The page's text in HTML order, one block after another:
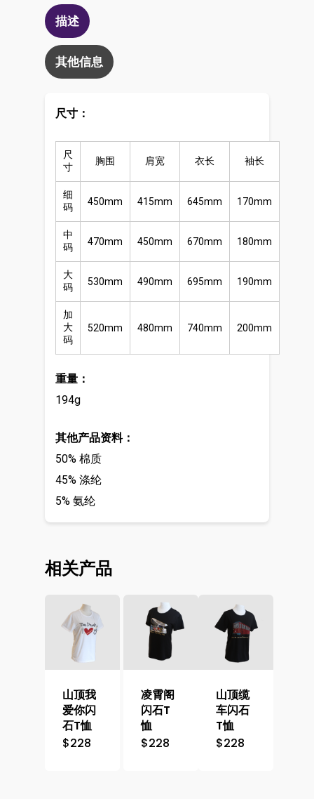
描述
其他信息
尺寸：
尺
寸
胸围 肩宽 衣长 袖长
细
码
450mm 415mm 645mm 170mm
中
码
470mm 450mm 670mm 180mm
大
码
530mm 490mm 695mm 190mm
加
大
码
520mm 480mm 740mm 200mm
重量：
194g
其他产品资料：
50% 棉质
45% 涤纶
5% 氨纶
相关产品
山顶我
爱你闪
石T恤
$228
凌霄阁
闪石T
恤
$228
山顶缆
车闪石
T恤
$228